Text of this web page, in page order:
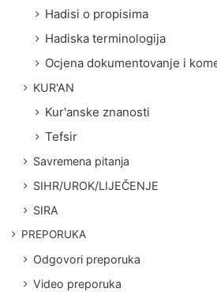
Hadisi o propisima
Hadiska terminologija
Ocjena dokumentovanje i
KUR'AN
Kur'anske znanosti
Tefsir
Savremena pitanja
SIHR/UROK/LIJEČENJE
SIRA
PREPORUKA
Odgovori preporuka
Video preporuka